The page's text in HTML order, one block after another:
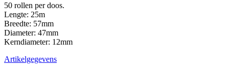
50 rollen per doos.
Lengte: 25m
Breedte: 57mm
Diameter: 47mm
Kerndiameter: 12mm
Artikelgegevens